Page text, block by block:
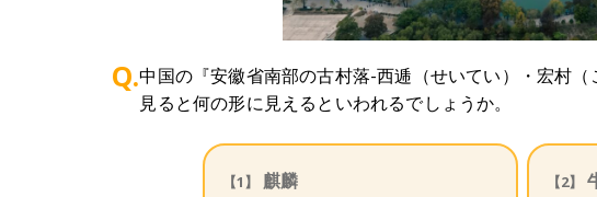
Q.中国の『安徽省南部の古村落-西逓（せいてい）・宏村
見ると何の形に見えるといわれるでしょうか。
【1】 麒麟 【2】